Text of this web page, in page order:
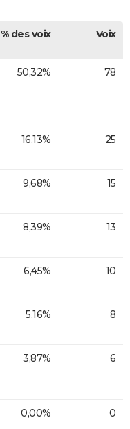
% des voix Voix
50,32% 78
16,13% 25
9,68% 15
8,39% 13
6,45% 10
5,16% 8
3,87% 6
0,00% 0